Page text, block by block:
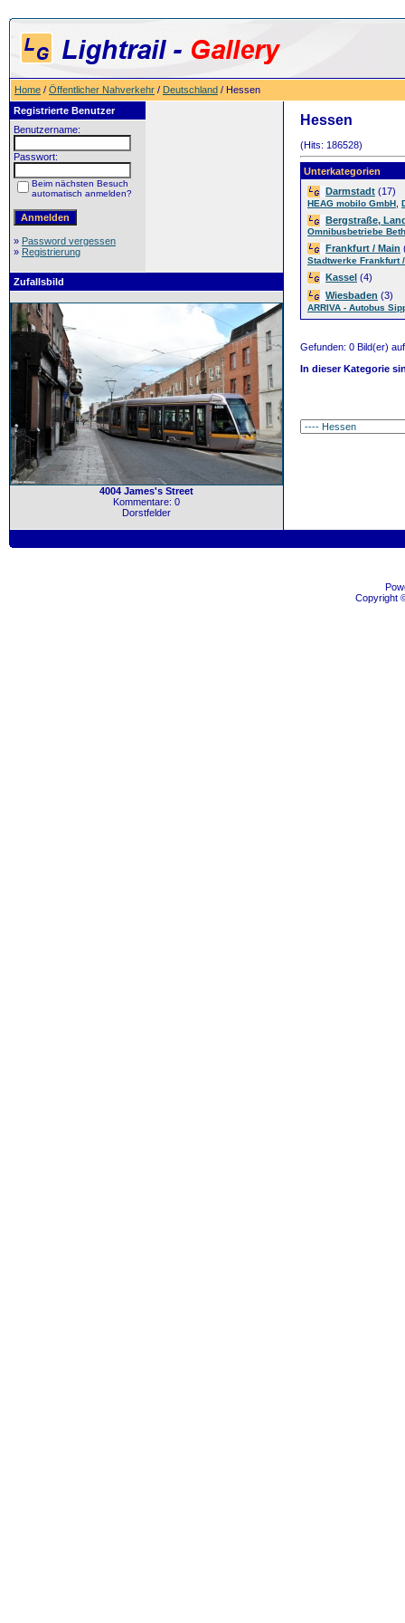
Home / Öffentlicher Nahverkehr / Deutschland / Hessen
Registrierte Benutzer
Benutzername:
Passwort:
Beim nächsten Besuch
automatisch anmelden?
» Password vergessen
» Registrierung
Zufallsbild
4004 James's Street
Kommentare: 0
Dorstfelder
Hessen
(Hits: 186528)
Unterkategorien
Darmstadt (17)
HEAG mobilo GmbH
Bergstraße,
Omnibusbetriebe Beth
Frankfurt / Main
Stadtwerke Frankfurt
Kassel (4)
Wiesbaden (3)
ARRIVA - Autobus
Gefunden: 0 Bild(er)
In dieser Kategorie
Copyright